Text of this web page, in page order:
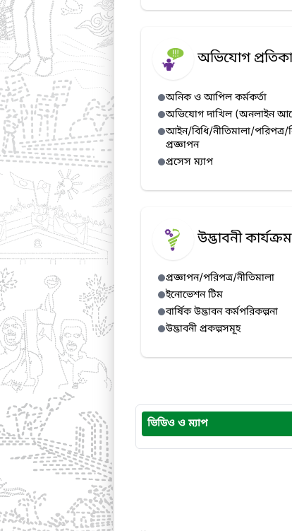
অভিযোগ
অনিক ও আপিল কর্মকর্তা
অভিযোগ দাখিল (অনলাইন
আইন/বিধি/নীতিমালা/পরিপত্র/
প্রজ্ঞাপন
প্রসেস ম্যাপ
উদ্ভাবনী কার্যক্রম
প্রজ্ঞাপন/পরিপত্র/নীতিমালা
ইনোভেশন টিম
বার্ষিক উদ্ভাবন কর্মপরিকল্পনা
উদ্ভাবনী প্রকল্পসমূহ
ভিডিও ও ম্যাপ